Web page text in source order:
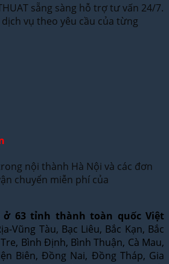
sẵng sàng hỗ trợ tư vấn 24/7.
vụ theo yêu cầu của từng
nội thành Hà Nội và các đơn
chuyển miễn phí của
63 tỉnh thành toàn quốc Việt
Vũng Tàu, Bạc Liêu, Bắc Kạn, Bắc
Bình Định, Bình Thuận, Cà Mau,
Biên, Đồng Nai, Đồng Tháp, Gia